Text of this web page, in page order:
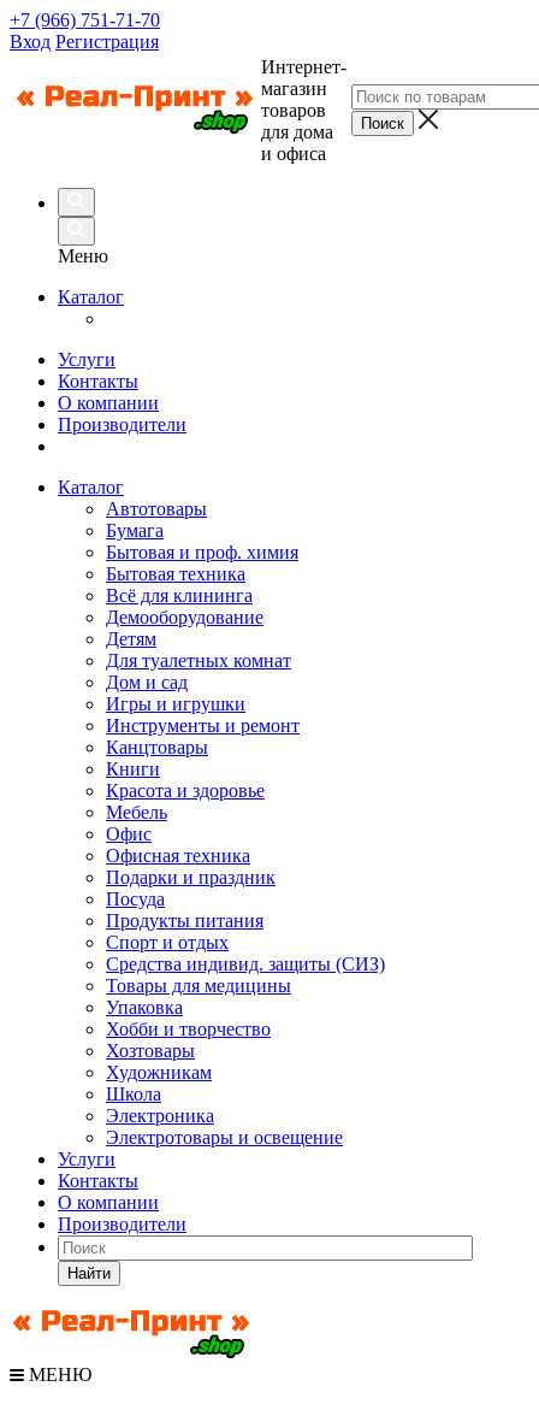
+7 (966) 751-71-70
Вход Регистрация
Интернет-
магазин
товаров
для дома
и офиса
Меню
Каталог
Услуги
Контакты
О компании
Производители
Каталог
Автотовары
Бумага
Бытовая и проф. химия
Бытовая техника
Всё для клининга
Демооборудование
Детям
Для туалетных комнат
Дом и сад
Игры и игрушки
Инструменты и ремонт
Канцтовары
Книги
Красота и здоровье
Мебель
Офис
Офисная техника
Подарки и праздник
Посуда
Продукты питания
Спорт и отдых
Средства индивид. защиты (СИЗ)
Товары для медицины
Упаковка
Хобби и творчество
Хозтовары
Художникам
Школа
Электроника
Электротовары и освещение
Услуги
Контакты
О компании
Производители
Найти
МЕНЮ